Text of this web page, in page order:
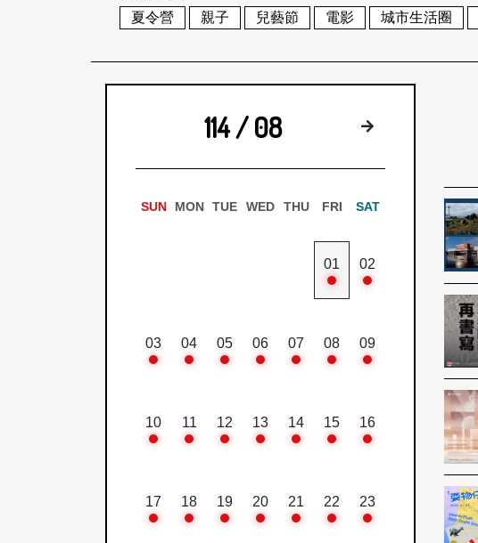
夏令營
親子 兒藝節 電影 城市生活圈
114 / 08 下個月
SUN MON TUE WED THU FRI SAT
01 02
03 04 05 06 07 08 09
10 11 12 13 14 15 16
17 18 19 20 21 22 23